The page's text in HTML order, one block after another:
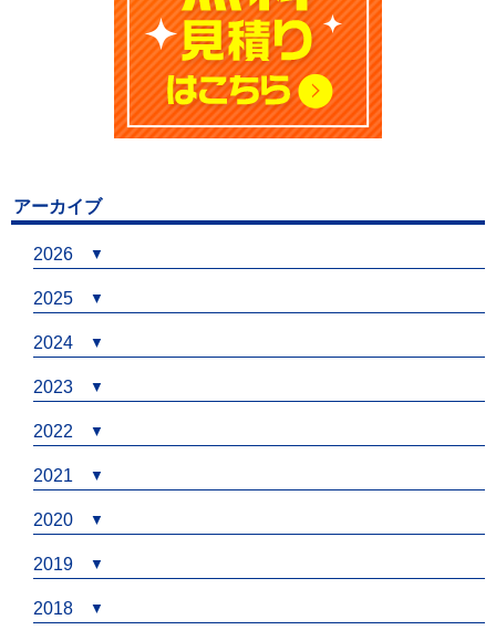
アーカイブ
2026
2025
2024
2023
2022
2021
2020
2019
2018